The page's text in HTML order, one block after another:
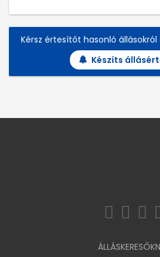
Kérsz értesítőt hasonló
Készíts